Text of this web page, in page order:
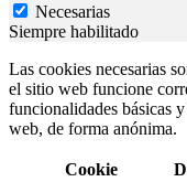
Necesarias
Siempre habilitado
Las cookies necesarias
el sitio web funcione
funcionalidades básicas
web, de forma anónima.
Cookie